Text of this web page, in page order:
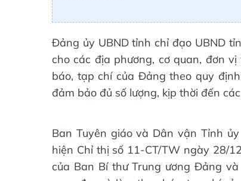
Đảng ủy UBND tỉnh chỉ đạo UBND
cho các địa phương, cơ quan, đơn
báo, tạp chí của Đảng theo quy
đảm bảo đủ số lượng, kịp thời đến
Ban Tuyên giáo và Dân vận Tỉnh
hiện Chỉ thị số 11-CT/TW ngày 28/
của Ban Bí thư Trung ương Đảng